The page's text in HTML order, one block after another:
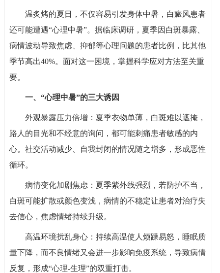
温炙烤的夏日，不仅容易引发身体中暑，白癜风患者
还可能遭遇“心理中暑”。据临床调研，夏季因白斑暴露、
病情波动导致焦虑、抑郁等心理问题的患者比例，比其他
季节高出40%。面对这一困境，掌握科学应对方法至关重
要。
一、“心理中暑”的三大诱因
外观暴露压力倍增：夏季衣物单薄，白斑难以遮掩，
路人的目光和不经意的询问，都可能刺痛患者敏感的内
心。社交活动减少、自我封闭的情况随之增多，形成恶性
循环。
病情变化加剧焦虑：夏季紫外线强烈，若防护不当，
白斑可能扩散或颜色变浅，病情的不稳定让患者对治疗失
去信心，焦虑情绪持续升级。
高温环境扰乱身心：持续高温使人烦躁易怒，睡眠质
量下降，而不良情绪又会进一步影响免疫系统，导致病情
反复，形成“心理-生理”的双重打击。